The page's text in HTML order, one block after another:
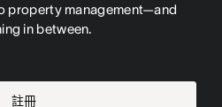
property management—and
in between.
註冊